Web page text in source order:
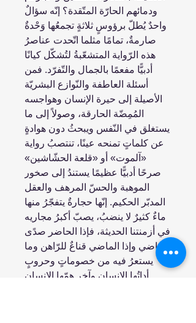
ودمائهم الحارّة المتّقدة؟ إنّه سؤالٌ
واحدٌ يُطلّ برؤوسٍ ثلاثةٍ تجمعُها وَحْدةٌ
صارمةٌ، تمامًا مثلما اتّحدت عناصرُ
هذه الرّواية المتشعّبةُ لتُشكّل كيانًا
أدبيًّا مفعمًا بالجمال والتّفرّد. فمن
أسئلة العاطفة والنّوازع البشريّة
الأصيلة إلى حيرة الإنسان وهواجسه
المُمِضّة الحارقة، وصولاً إلى ما
يستغلق في النّفس ويبحثُ دون هوادةٍ
عن كلماتٍ تمنحه عينًا، تنتصبُ رواية
«آلموت» أو «قلعة الحشّاشين»
صرحًا أدبيًّا عظيمًا يستندُ إلى صخور
الموهبة والحسّ المرهف والعقل
المدبّر الحكيم. إنّها حجارةٌ يتفجّرُ منها
ماءٌ كثيرٌ لا ينضبُ، يصبّ أكبرُ مجاريه
في أزمنتنا الحديثة، فإذا الحاضر صدًى
للماضي وإذا الماضي قناعٌ للرّاهن وما
يستعرُ فيه من خصوماتٍ وحروبٍ
أداتُها الإنسان وآخر همّها الإنسان